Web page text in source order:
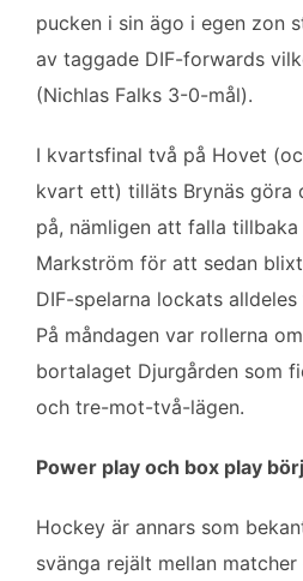
pucken i sin ägo i egen zon
av taggade DIF-forwards
(Nichlas Falks 3-0-mål).
I kvartsfinal två på Hovet
kvart ett) tilläts Brynäs göra
på, nämligen att falla
Markström för att sedan
DIF-spelarna lockats
På måndagen var rollerna
bortalaget Djurgården som
och tre-mot-två-lägen.
Power play och box play
Hockey är annars som
svänga rejält mellan